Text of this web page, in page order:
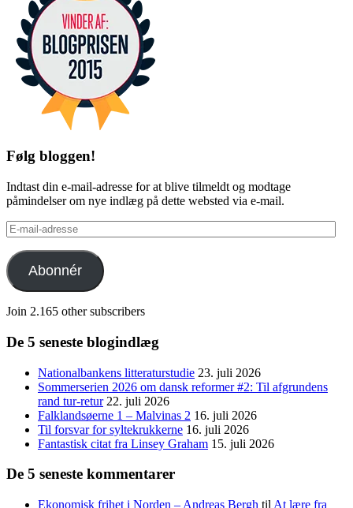
Følg bloggen!
Indtast din e-mail-adresse for at blive tilmeldt og modtage
påmindelser om nye indlæg på dette websted via e-mail.
E-
mail-
adresse
Abonnér
Join 2.165 other subscribers
De 5 seneste blogindlæg
Nationalbankens litteraturstudie 23. juli 2026
Sommerserien 2026 om dansk reformer #2: Til afgrundens
rand tur-retur 22. juli 2026
Falklandsøerne 1 – Malvinas 2 16. juli 2026
Til forsvar for syltekrukkerne 16. juli 2026
Fantastisk citat fra Linsey Graham 15. juli 2026
De 5 seneste kommentarer
Ekonomisk frihet i Norden – Andreas Bergh til At lære fra